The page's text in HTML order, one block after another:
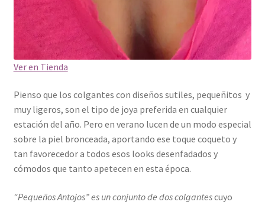
Ver en Tienda
Pienso que los colgantes con diseños sutiles, pequeñitos y
muy ligeros, son el tipo de joya preferida en cualquier
estación del año. Pero en verano lucen de un modo especial
sobre la piel bronceada, aportando ese toque coqueto y
tan favorecedor a todos esos looks desenfadados y
cómodos que tanto apetecen en esta época.
“Pequeños Antojos” es un conjunto de dos colgantescuyo